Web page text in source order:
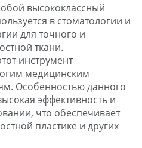
высококлассный
в стоматологии и
для точного и
ткани.
инструмент
медицинским
Особенностью данного
эффективность и
что обеспечивает
пластике и других